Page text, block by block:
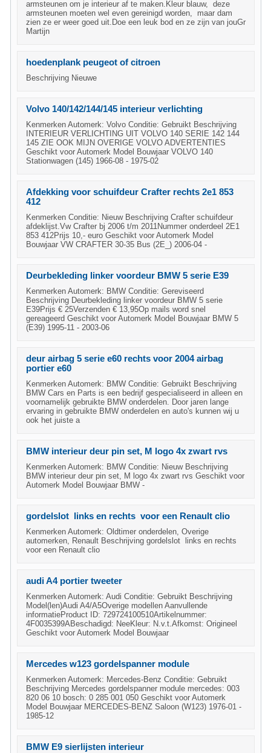
armsteunen om je interieur af te maken.Kleur blauw, deze
armsteunen moeten wel even gereinigd worden, maar dam
zien ze er weer goed uit.Doe een leuk bod en ze zijn van jouGr
Martijn
hoedenplank peugeot of citroen
Beschrijving Nieuwe
Volvo 140/142/144/145 interieur verlichting
Kenmerken Automerk: Volvo Conditie: Gebruikt Beschrijving
INTERIEUR VERLICHTING UIT VOLVO 140 SERIE 142 144
145 ZIE OOK MIJN OVERIGE VOLVO ADVERTENTIES
Geschikt voor Automerk Model Bouwjaar VOLVO 140
Stationwagen (145) 1966-08 - 1975-02
Afdekking voor schuifdeur Crafter rechts 2e1 853
412
Kenmerken Conditie: Nieuw Beschrijving Crafter schuifdeur
afdeklijst.Vw Crafter bj 2006 t/m 2011Nummer onderdeel 2E1
853 412Prijs 10,- euro Geschikt voor Automerk Model
Bouwjaar VW CRAFTER 30-35 Bus (2E_) 2006-04 -
Deurbekleding linker voordeur BMW 5 serie E39
Kenmerken Automerk: BMW Conditie: Gereviseerd
Beschrijving Deurbekleding linker voordeur BMW 5 serie
E39Prijs € 25Verzenden € 13,95Op mails word snel
gereageerd Geschikt voor Automerk Model Bouwjaar BMW 5
(E39) 1995-11 - 2003-06
deur airbag 5 serie e60 rechts voor 2004 airbag
portier e60
Kenmerken Automerk: BMW Conditie: Gebruikt Beschrijving
BMW Cars en Parts is een bedrijf gespecialiseerd in alleen en
voornamelijk gebruikte BMW onderdelen. Door jaren lange
ervaring in gebruikte BMW onderdelen en auto's kunnen wij u
ook het juiste a
BMW interieur deur pin set, M logo 4x zwart rvs
Kenmerken Automerk: BMW Conditie: Nieuw Beschrijving
BMW interieur deur pin set, M logo 4x zwart rvs Geschikt voor
Automerk Model Bouwjaar BMW -
gordelslot links en rechts voor een Renault clio
Kenmerken Automerk: Oldtimer onderdelen, Overige
automerken, Renault Beschrijving gordelslot links en rechts
voor een Renault clio
audi A4 portier tweeter
Kenmerken Automerk: Audi Conditie: Gebruikt Beschrijving
Model(len)Audi A4/A5Overige modellen Aanvullende
informatieProduct ID: 729724100510Artikelnummer:
4F0035399ABeschadigd: NeeKleur: N.v.t.Afkomst: Origineel
Geschikt voor Automerk Model Bouwjaar
Mercedes w123 gordelspanner module
Kenmerken Automerk: Mercedes-Benz Conditie: Gebruikt
Beschrijving Mercedes gordelspanner module mercedes: 003
820 06 10 bosch: 0 285 001 050 Geschikt voor Automerk
Model Bouwjaar MERCEDES-BENZ Saloon (W123) 1976-01 -
1985-12
BMW E9 sierlijsten interieur